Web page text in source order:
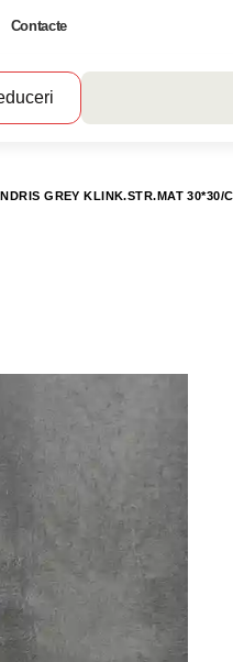
Contacte
GREY KLINK.STR.MAT 30*30/